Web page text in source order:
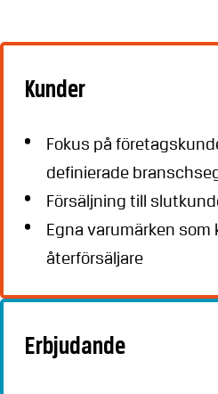
Kunder
Fokus på
definierade
Försäljning till
Egna varumärken som
återförsäljare
Erbjudande